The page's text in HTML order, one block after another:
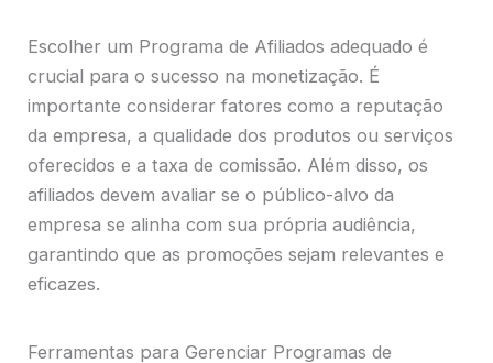
Escolher um Programa de Afiliados adequado é
crucial para o sucesso na monetização. É
importante considerar fatores como a reputação
da empresa, a qualidade dos produtos ou serviços
oferecidos e a taxa de comissão. Além disso, os
afiliados devem avaliar se o público-alvo da
empresa se alinha com sua própria audiência,
garantindo que as promoções sejam relevantes e
eficazes.
Ferramentas para Gerenciar Programas de